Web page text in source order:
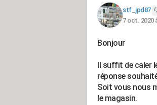
stf_jpd87
7 oct. 2020
Bonjour
Il suffit de caler
réponse
Soit vous nous
le magasin.